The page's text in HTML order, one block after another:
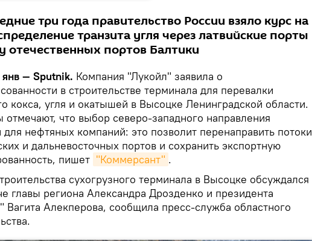
три года правительство России взяло курс на
транзита угля через латвийские порты
отечественных портов Балтики
— Sputnik. Компания "Лукойл" заявила о
в строительстве терминала для перевалки
кокса, угля и окатышей в Высоцке Ленинградской области.
отмечают, что выбор северо-западного направления
для нефтяных компаний: это позволит перенаправить потоки
и дальневосточных портов и сохранить экспортную
пишет "Коммерсант" .
сухогрузного терминала в Высоцке обсуждался
главы региона Александра Дрозденко и президента
Вагита Алекперова, сообщила пресс-служба областного